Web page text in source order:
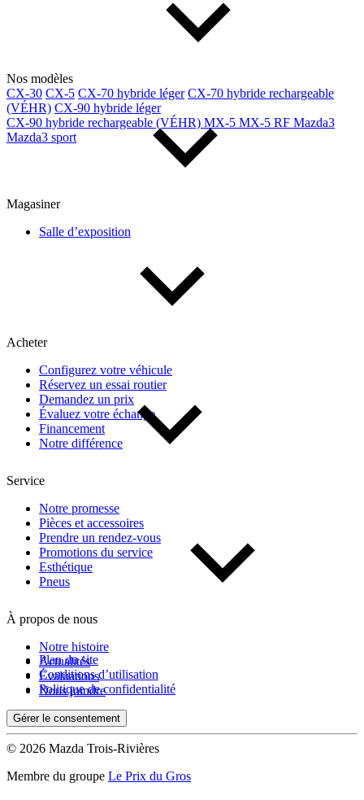
Nos modèles
CX-30 CX-5 CX-70 hybride léger CX-70 hybride rechargeable
(VÉHR) CX-90 hybride léger
CX-90 hybride rechargeable (VÉHR) MX-5 MX-5 RF Mazda3
Mazda3 sport
Magasiner
Salle d’exposition
Acheter
Configurez votre véhicule
Réservez un essai routier
Demandez un prix
Évaluez votre échange
Financement
Notre différence
Service
Notre promesse
Pièces et accessoires
Prendre un rendez-vous
Promotions du service
Esthétique
Pneus
À propos de nous
Notre histoire
Actualités
Évaluations
Nous joindre
Plan du site
Conditions d’utilisation
Politique de confidentialité
Gérer le consentement
© 2026 Mazda Trois-Rivières
Membre du groupe Le Prix du Gros